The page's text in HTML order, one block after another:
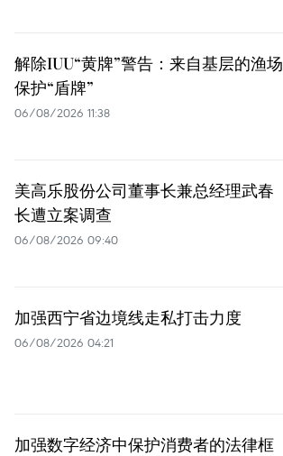
解除IUU“黄牌”警告：来自基层的渔场
保护“盾牌”
06/08/2026 11:38
美高乐股份公司董事长兼总经理武春
长遭立案调查
06/08/2026 09:40
加强西宁省边境线走私打击力度
06/08/2026 04:21
加强数字经济中保护消费者的法律框